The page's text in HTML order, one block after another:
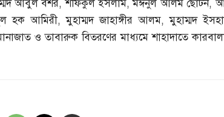
আবুল বশর,শফিকুল ইসলাম,মঈনুল আলম ছোটন,
হক আমিরী,মুহাম্মদ জাহাঙ্গীর আলম,মুহাম্মদ
ও তাবারুক বিতরণের মাধ্যমে শাহাদাতে